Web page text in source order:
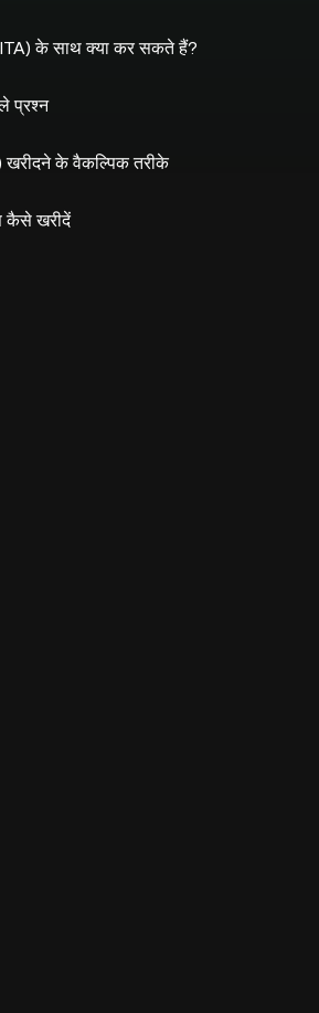
के साथ क्या कर सकते हैं?
प्रश्न
खरीदने के वैकल्पिक तरीके
कैसे खरीदें